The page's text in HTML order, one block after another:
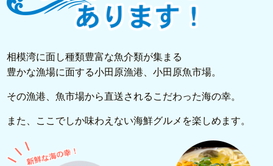
相模湾に面し種類豊富な魚介類が集まる
豊かな漁場に面する小田原漁港、小田原魚市場。
その漁港、魚市場から直送されるこだわった海の幸。
また、ここでしか味わえない海鮮グルメを楽しめます。